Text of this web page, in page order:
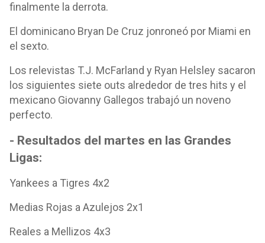
finalmente la derrota.
El dominicano Bryan De Cruz jonroneó por Miami en
el sexto.
Los relevistas T.J. McFarland y Ryan Helsley sacaron
los siguientes siete outs alrededor de tres hits y el
mexicano Giovanny Gallegos trabajó un noveno
perfecto.
- Resultados del martes en las Grandes
Ligas:
Yankees a Tigres 4x2
Medias Rojas a Azulejos 2x1
Reales a Mellizos 4x3